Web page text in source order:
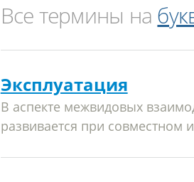
Все термины на
Эксплуатация
В аспекте межвидовых
развивается при совместном